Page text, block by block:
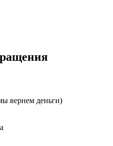
вернем деньги)